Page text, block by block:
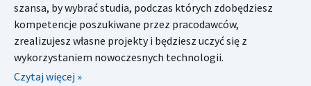
szansa, by wybrać studia, podczas których zdobędziesz
kompetencje poszukiwane przez pracodawców,
zrealizujesz własne projekty i będziesz uczyć się z
wykorzystaniem nowoczesnych technologii.
Czytaj więcej »